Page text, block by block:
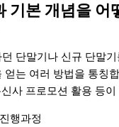
기본 개념을 어
단말기나 신규 단말
얻는 여러 방법을 통칭
사 프로모션 활용 등이